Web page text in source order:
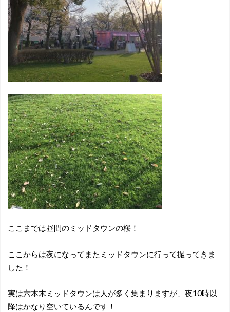
ここまでは昼間のミッドタウンの桜！
ここからは夜になってまたミッドタウンに行って撮ってきま
した！
実は六本木ミッドタウンは人が多く集まりますが、夜10時以
降はかなり空いているんです！